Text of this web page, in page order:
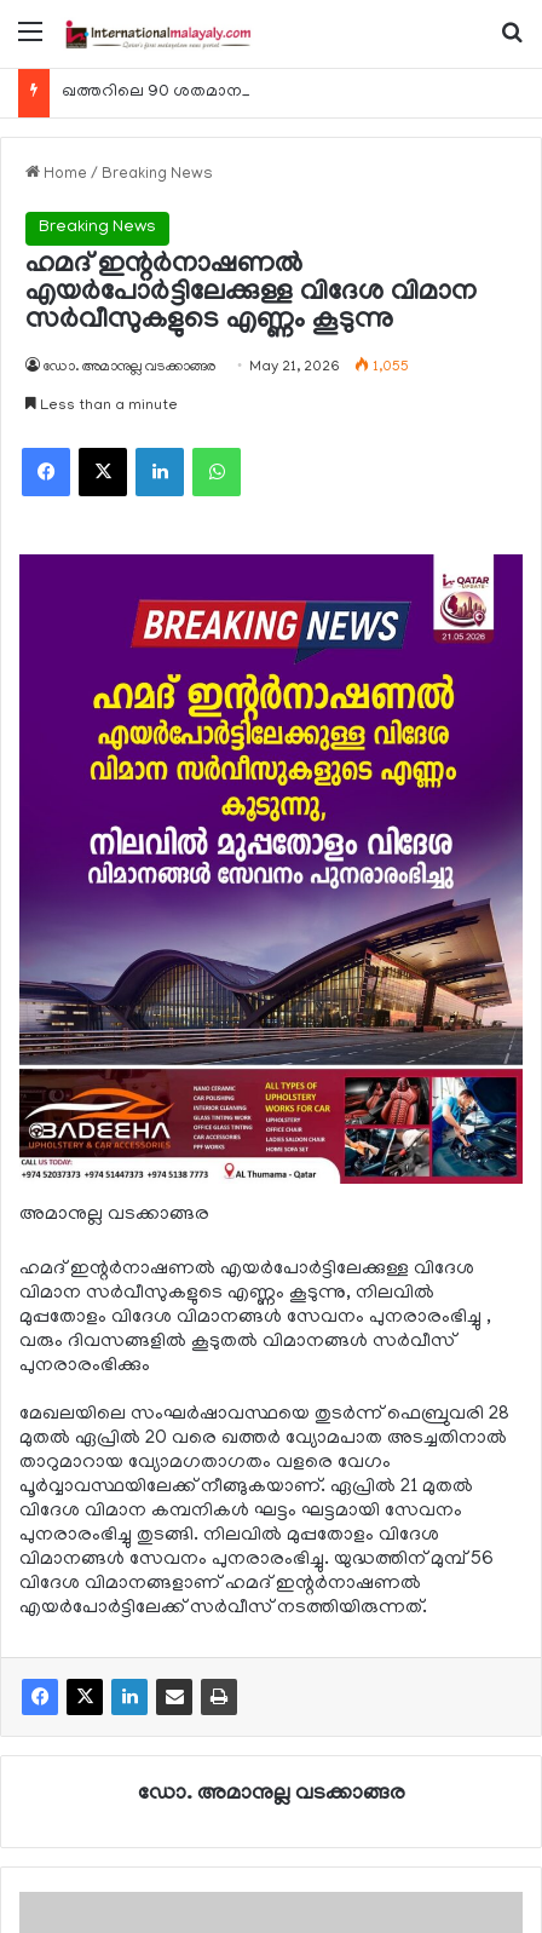
Menu
Home / Breaking News
Breaking News
ഹമദ് ഇന്റര്‍നാഷണല്‍
എയര്‍പോര്‍ട്ടിലേക്കുള്ള വിദേശ വിമാന
സര്‍വീസുകളുടെ എണ്ണം കൂടുന്നു
ഡോ. അമാനുല്ല വടക്കാങ്ങര May 21, 2026 1,055
Less than a minute
Facebook
X LinkedInWhatsApp
അമാനുല്ല വടക്കാങ്ങര
ഹമദ് ഇന്റര്‍നാഷണല്‍ എയര്‍പോര്‍ട്ടിലേക്കുള്ള വിദേശ
വിമാന സര്‍വീസുകളുടെ എണ്ണം കൂടുന്നു, നിലവില്‍
മുപ്പതോളം വിദേശ വിമാനങ്ങള്‍ സേവനം പുനരാരംഭിച്ചു ,
വരും ദിവസങ്ങളില്‍ കൂടുതല്‍ വിമാനങ്ങള്‍ സര്‍വീസ്
പുനരാരംഭിക്കും
മേഖലയിലെ സംഘര്‍ഷാവസ്ഥയെ തുടര്‍ന്ന് ഫെബ്രുവരി 28
മുതല്‍ ഏപ്രില്‍ 20 വരെ ഖത്തര്‍ വ്യോമപാത അടച്ചതിനാല്‍
താറുമാറായ വ്യോമഗതാഗതം വളരെ വേഗം
പൂര്‍വ്വാവസ്ഥയിലേക്ക് നീങ്ങുകയാണ്. ഏപ്രില്‍ 21 മുതല്‍
വിദേശ വിമാന കമ്പനികള്‍ ഘട്ടം ഘട്ടമായി സേവനം
പുനരാരംഭിച്ചു തുടങ്ങി. നിലവില്‍ മുപ്പതോളം വിദേശ
വിമാനങ്ങള്‍ സേവനം പുനരാരംഭിച്ചു. യുദ്ധത്തിന് മുമ്പ് 56
വിദേശ വിമാനങ്ങളാണ് ഹമദ് ഇന്റര്‍നാഷണല്‍
എയര്‍പോര്‍ട്ടിലേക്ക് സര്‍വീസ് നടത്തിയിരുന്നത്.
ഡോ. അമാനുല്ല വടക്കാങ്ങര